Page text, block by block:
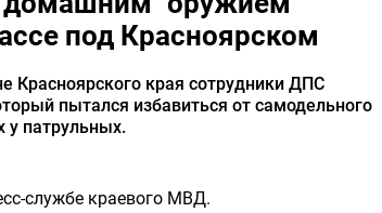
под Красноярском
Красноярского края сотрудники ДПС
пытался избавиться от самодельного
у патрульных.
службе краевого МВД.